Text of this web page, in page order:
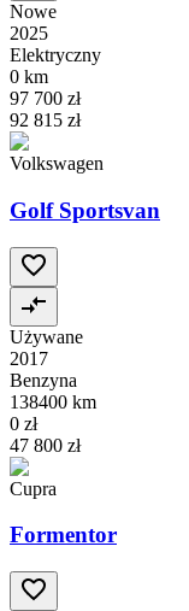
Nowe
2025
Elektryczny
0 km
97 700 zł
92 815 zł
Volkswagen
Golf Sportsvan
Używane
2017
Benzyna
138400 km
0 zł
47 800 zł
Cupra
Formentor